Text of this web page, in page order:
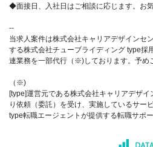
◆面接日、入社日はご相談に応じます。お
--
当求人案件は株式会社キャリアデザインセ
する株式会社チューブライディング type採
連業務を一部代行（※)しております。予め
（※)
[type]運営元である株式会社キャリアデザ
り依頼（委託）を受け、実施しているサー
type転職エージェントが提供する転職サポ